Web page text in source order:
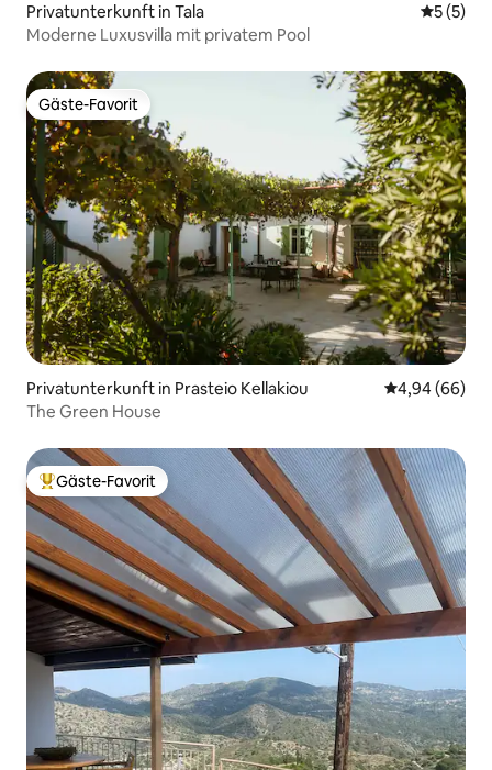
Privatunterkunft in Tala
5 (5)
Moderne Luxusvilla mit privatem Pool
Gäste-Favorit
Gäste-Favorit
Privatunterkunft in Prasteio Kellakiou
4,94 (66)
The Green House
Beliebter Gäste-Favorit.
Gäste-Favorit